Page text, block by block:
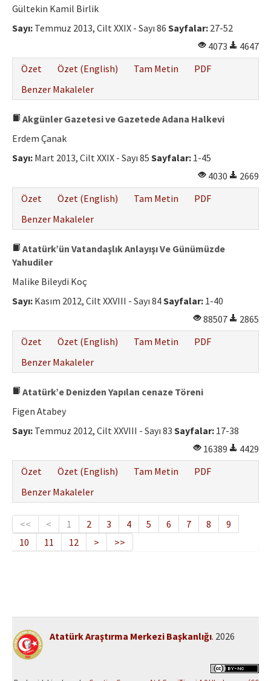
Gültekin Kamil Birlik
Sayı: Temmuz 2013, Cilt XXIX - Sayı 86 Sayfalar: 27-52
4073
4647
Özet
Özet (English) Tam Metin
PDF
Benzer Makaleler
Akgünler Gazetesi ve Gazetede Adana Halkevi
Erdem Çanak
Sayı: Mart 2013, Cilt XXIX - Sayı 85 Sayfalar: 1-45
4030
2669
Özet
Özet (English) Tam Metin
PDF
Benzer Makaleler
Atatürk’ün Vatandaşlık Anlayışı Ve Günümüzde
Yahudiler
Malike Bileydi Koç
Sayı: Kasım 2012, Cilt XXVIII - Sayı 84Sayfalar: 1-40
88507
2865
Özet
Özet (English) Tam Metin
PDF
Benzer Makaleler
Atatürk’e Denizden Yapılan cenaze Töreni
Figen Atabey
Sayı: Temmuz 2012, Cilt XXVIII - Sayı 83 Sayfalar: 17-38
16389
4429
Özet
Özet (English) Tam Metin
PDF
Benzer Makaleler
<< < 1 2 3 4 5 6 7 8
9
10
11 12 > >>
Atatürk Araştırma Merkezi Başkanlığı. 2026